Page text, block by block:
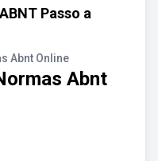
Passo a
Abnt Online
Abnt